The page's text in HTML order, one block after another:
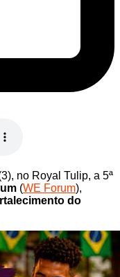
no Royal Tulip, a 5ª
(WE Forum),
do